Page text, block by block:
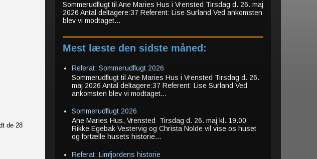
de 28
Sommerudflugt til Ane Maries Hus i Vrensted Tirsdag d. 26. maj
2026 Antal deltagere:37 Referent: Lise Surland Ved ankomsten
blev vi modtaget...
Mest læste den sidste måned:
Referat: Sommerudflugt 2026
Sommerudflugt til Ane Maries Hus i Vrensted Tirsdag d. 26.
maj 2026 Antal deltagere:37 Referent: Lise Surland Ved
ankomsten blev vi modtaget...
Sommerudflugt 2026
Ane Maries Hus, Vrensted Tirsdag d. 26. maj kl. 19.00
Rikke Egebak Vestervig og Christa Nolde vil vise os huset
og fortælle husets historie...
Referat: Limfjordens historie